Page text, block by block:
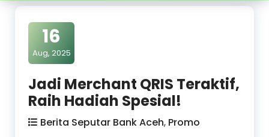
16
Aug, 2025
Jadi Merchant QRIS Teraktif,
Raih Hadiah Spesial!
Berita Seputar Bank Aceh, Promo